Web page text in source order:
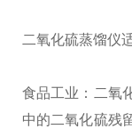
二氧化硫蒸馏仪
食品工业：二氧
中的二氧化硫残